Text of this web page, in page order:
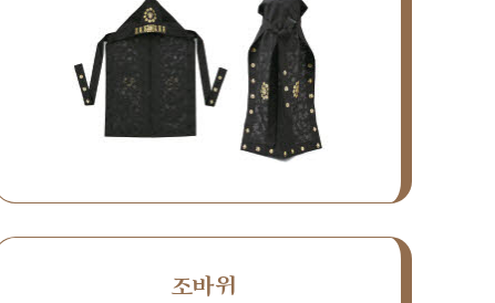
조바위